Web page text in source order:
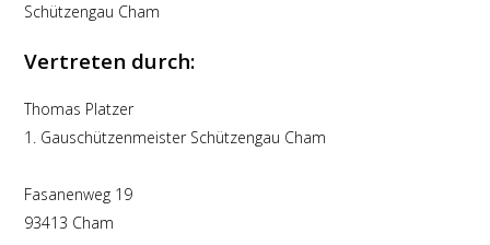
Schützengau Cham
Vertreten durch:
Thomas Platzer
1. Gauschützenmeister Schützengau Cham
Fasanenweg 19
93413 Cham